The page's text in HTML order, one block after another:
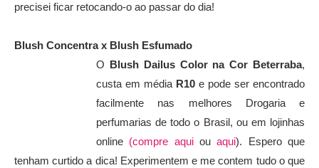
precisei ficar retocando-o ao passar do dia!
Blush Concentra x Blush Esfumado
O Blush Dailus Color na Cor Beterraba,
custa em média R10 e pode ser encontrado
facilmente nas melhores Drogaria e
perfumarias de todo o Brasil, ou em lojinhas
online (compre aquiouaqui). Espero que
tenham curtido a dica! Experimentem e me contem tudo o que